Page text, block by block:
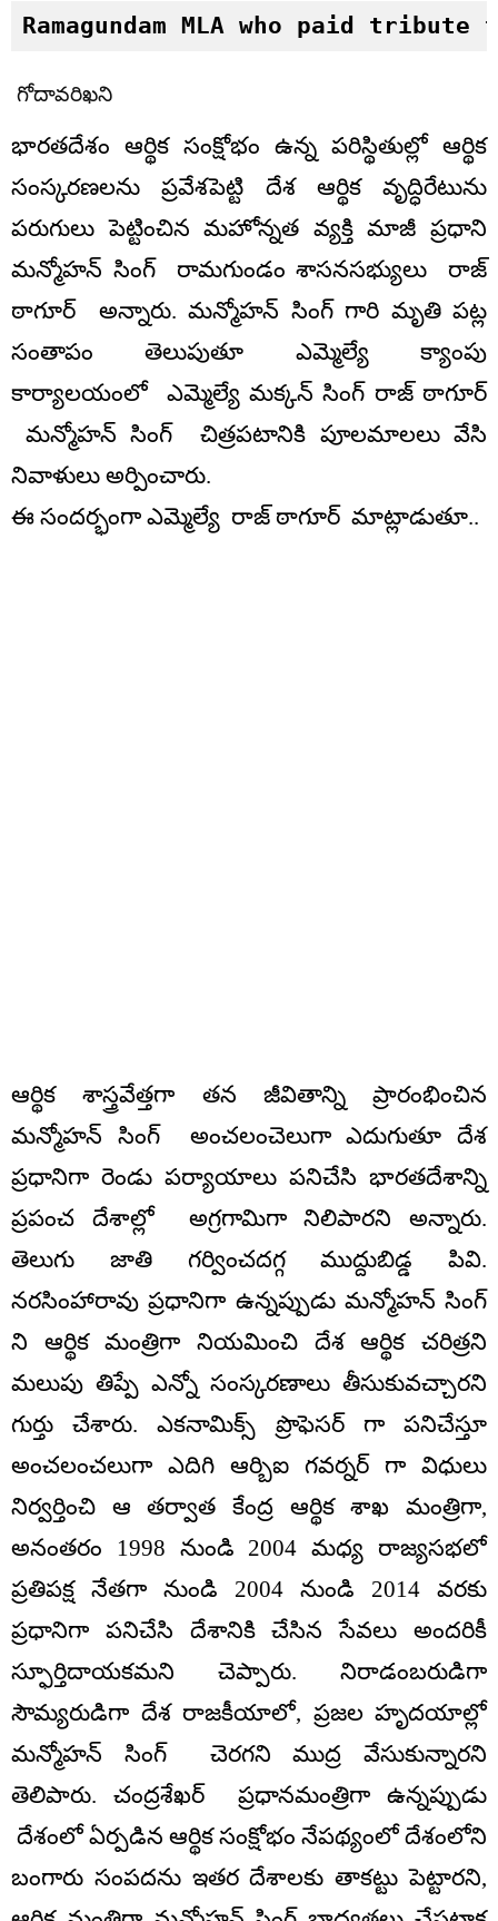
Ramagundam MLA who paid
గోదావరిఖని
భారతదేశం ఆర్థిక సంక్షోభం ఉన్న పరిస్థితుల్లో ఆర్థిక
సంస్కరణలను ప్రవేశపెట్టి దేశ ఆర్థిక వృద్ధిరేటును
పరుగులు పెట్టించిన మహోన్నత వ్యక్తి మాజీ ప్రధాని
మన్మోహన్ సింగ్ రామగుండం శాసనసభ్యులు రాజ్
ఠాగూర్ అన్నారు. మన్మోహన్ సింగ్ గారి మృతి పట్ల
సంతాపం తెలుపుతూ ఎమ్మెల్యే క్యాంపు
కార్యాలయంలో ఎమ్మెల్యే మక్కన్ సింగ్ రాజ్ ఠాగూర్
మన్మోహన్ సింగ్ చిత్రపటానికి పూలమాలలు వేసి
నివాళులు అర్పించారు.
ఈ సందర్భంగా ఎమ్మెల్యే రాజ్ ఠాగూర్ మాట్లాడుతూ..
ఆర్థిక శాస్త్రవేత్తగా తన జీవితాన్ని ప్రారంభించిన
మన్మోహన్ సింగ్ అంచలంచెలుగా ఎదుగుతూ దేశ
ప్రధానిగా రెండు పర్యాయాలు పనిచేసి భారతదేశాన్ని
ప్రపంచ దేశాల్లో అగ్రగామిగా నిలిపారని అన్నారు.
తెలుగు జాతి గర్వించదగ్గ ముద్దుబిడ్డ పివి.
నరసింహారావు ప్రధానిగా ఉన్నప్పుడు మన్మోహన్ సింగ్
ని ఆర్థిక మంత్రిగా నియమించి దేశ ఆర్థిక చరిత్రని
మలుపు తిప్పే ఎన్నో సంస్కరణాలు తీసుకువచ్చారని
గుర్తు చేశారు. ఎకనామిక్స్ ప్రొఫెసర్ గా పనిచేస్తూ
అంచలంచలుగా ఎదిగి ఆర్బిఐ గవర్నర్ గా విధులు
నిర్వర్తించి ఆ తర్వాత కేంద్ర ఆర్థిక శాఖ మంత్రిగా,
అనంతరం 1998 నుండి 2004 మధ్య రాజ్యసభలో
ప్రతిపక్ష నేతగా నుండి 2004 నుండి 2014 వరకు
ప్రధానిగా పనిచేసి దేశానికి చేసిన సేవలు అందరికీ
స్ఫూర్తిదాయకమని చెప్పారు. నిరాడంబరుడిగా
సౌమ్యరుడిగా దేశ రాజకీయాలో, ప్రజల హృదయాల్లో
మన్మోహన్ సింగ్ చెరగని ముద్ర వేసుకున్నారని
తెలిపారు. చంద్రశేఖర్ ప్రధానమంత్రిగా ఉన్నప్పుడు
దేశంలో ఏర్పడిన ఆర్థిక సంక్షోభం నేపథ్యంలో దేశంలోని
బంగారు సంపదను ఇతర దేశాలకు తాకట్టు పెట్టారని,